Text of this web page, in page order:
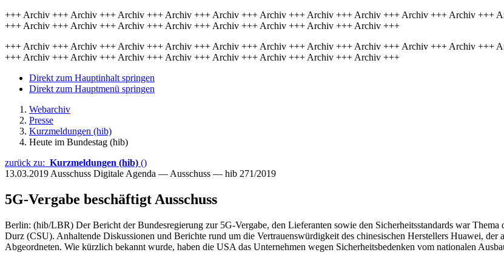
+++ Archiv +++ Archiv +++ Archiv +++ Archiv +++ Archiv +++ Archiv +++ Archiv +++ Archiv +++ Archiv +++ Archiv +++
+++ Archiv +++ Archiv +++ Archiv +++ Archiv +++ Archiv +++ Archiv +++ Archiv +++ Archiv +++
+++ Archiv +++ Archiv +++ Archiv +++ Archiv +++ Archiv +++ Archiv +++ Archiv +++ Archiv +++ Archiv +++ Archiv +++
+++ Archiv +++ Archiv +++ Archiv +++ Archiv +++ Archiv +++ Archiv +++ Archiv +++ Archiv +++
Direkt zum Hauptinhalt springen
Direkt zum Hauptmenü springen
Webarchiv
Presse
Kurzmeldungen (hib)
Heute im Bundestag (hib)
zurück zu: Kurzmeldungen (hib) ()
13.03.2019 Ausschuss Digitale Agenda — Ausschuss — hib 271/2019
5G-Vergabe beschäftigt Ausschuss
Berlin: (hib/LBR) Der Bericht der Bundesregierung zur 5G-Vergabe, den Lieferanten sowie den Sicherheitsstandards war
Durz (CSU). Anhaltende Diskussionen und Berichte rund um die Vertrauenswürdigkeit des chinesischen Herstellers Huawei,
Abgeordneten. Wie kürzlich bekannt wurde, haben die USA das Unternehmen wegen Sicherheitsbedenken vom nationalen